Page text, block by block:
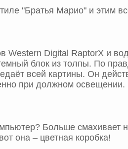
"Братья Марио" и этим
Western Digital RaptorX и
блок из толпы. По
всей картины. Он
при должном освещении.
Больше смахивает
она – цветная коробка!